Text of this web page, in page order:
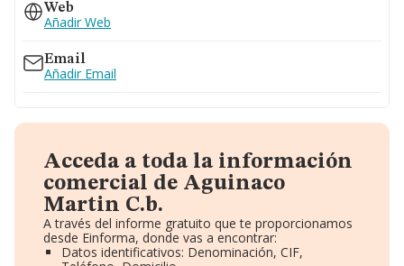
Web
Añadir Web
Email
Añadir Email
Acceda a toda la información
comercial de Aguinaco
Martin C.b.
A través del informe gratuito que te proporcionamos
desde Einforma, donde vas a encontrar:
Datos identificativos: Denominación, CIF,